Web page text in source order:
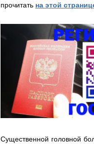
прочитать на этой
Существенной головной